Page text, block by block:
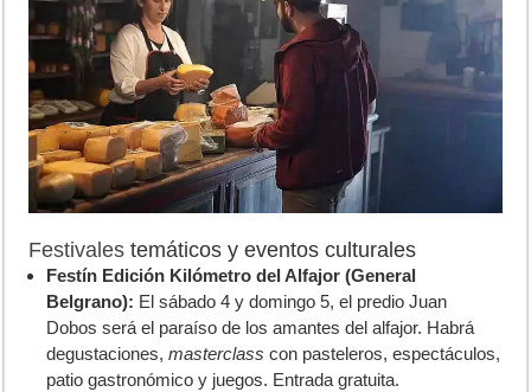
Festivales temáticos y eventos culturales
Festín Edición Kilómetro del Alfajor (General
Belgrano): El sábado 4 y domingo 5, el predio Juan
Dobos será el paraíso de los amantes del alfajor. Habrá
degustaciones,masterclass con pasteleros, espectáculos,
patio gastronómico y juegos. Entrada gratuita.